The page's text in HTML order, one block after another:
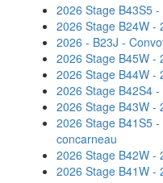
2026 Stage B43S5
2026 Stage B24W -
2026 - B23J -
2026 Stage B45W -
2026 Stage B44W -
2026 Stage B42S4
2026 Stage B43W -
2026 Stage B41S5
concarneau
2026 Stage B42W -
2026 Stage B41W -